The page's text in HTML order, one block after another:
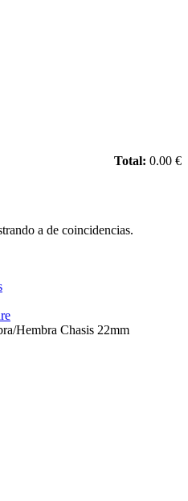
Total: 0.00 €
a de coincidencias.
Hembra Chasis 22mm